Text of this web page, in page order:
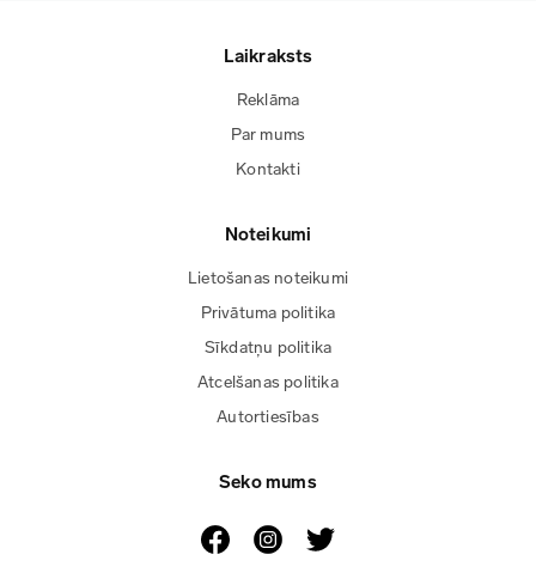
Laikraksts
Reklāma
Par mums
Kontakti
Noteikumi
Lietošanas noteikumi
Privātuma politika
Sīkdatņu politika
Atcelšanas politika
Autortiesības
Seko mums